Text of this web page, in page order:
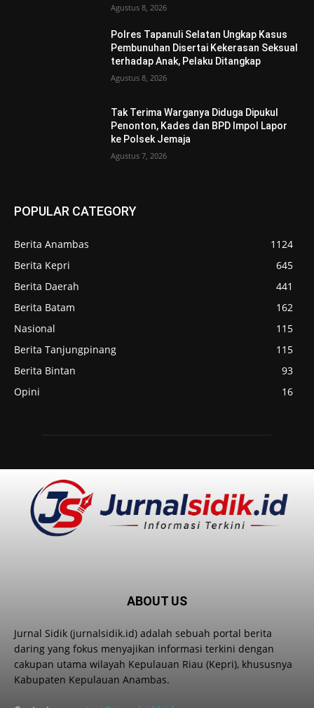
Agustus 8, 2026
Polres Tapanuli Selatan Ungkap Kasus
Pembunuhan Disertai Kekerasan Seksual
terhadap Anak, Pelaku Ditangkap
Agustus 8, 2026
Tak Terima Warganya Diduga Dipukul
Penonton, Kades dan BPD Impol Lapor
ke Polsek Jemaja
Agustus 7, 2026
POPULAR CATEGORY
Berita Anambas
1124
Berita Kepri
645
Berita Daerah
441
Berita Batam
162
Nasional
115
Berita Tanjungpinang
115
Berita Bintan
93
Opini
16
ABOUT US
Jurnal Sidik (jurnalsidik.id) adalah sebuah portal berita
daring yang fokus menyajikan informasi terkini dengan
cakupan utama wilayah Kepulauan Riau (Kepri), khususnya
Kabupaten Kepulauan Anambas.